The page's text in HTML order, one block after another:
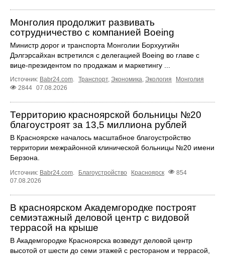
Монголия продолжит развивать
сотрудничество с компанией Boeing
Министр дорог и транспорта Монголии Борхуугийн
Дэлгэрсайхан встретился с делегацией Boeing во главе с
вице-президентом по продажам и маркетингу ...
Источник: Babr24.com. Транспорт, Экономика, Экология
Монголия
2844 07.08.2026
Территорию красноярской больницы №20
благоустроят за 13,5 миллиона рублей
В Красноярске началось масштабное благоустройство
территории межрайонной клинической больницы №20 имени
Берзона.
Источник: Babr24.com Благоустройство Красноярск
854
07.08.2026
В красноярском Академгородке построят
семиэтажный деловой центр с видовой
террасой на крыше
В Академгородке Красноярска возведут деловой центр
высотой от шести до семи этажей с рестораном и террасой,